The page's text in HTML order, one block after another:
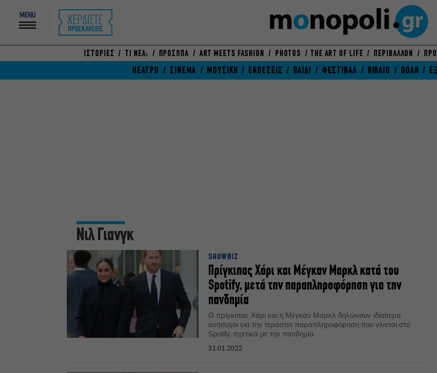
MENU
ΙΣΤΟΡΙΕΣ ΤΙ ΝΕΑ; ΠΡΟΣΩΠΑ ART MEETS FASHION PHOTOS THE ART OF LIFE ΠΕΡΙΒΑΛΛΟΝ
ΘΕΑΤΡΟ ΣΙΝΕΜΑ ΜΟΥΣΙΚΗ ΕΚΘΕΣΕΙΣ ΠΑΙΔΙ ΦΕΣΤΙΒΑΛ ΒΙΒΛΙΟ ΠΟΛΗ
Νιλ Γιανγκ
SHOWBIZ
Πρίγκιπας Χάρι και Μέγκαν Μαρκλ κατά του
Spotify, μετά την παραπληροφόρηση για την
πανδημία
Ο πρίγκιπας Χάρι και η Μέγκαν Μαρκλ δηλώνουν ιδιαίτερα
ανήσυχοι για την τεράστια παραπληροφόρηση που γίνεται στο
Spotify, σχετικά με την πανδημία.
31.01.2022